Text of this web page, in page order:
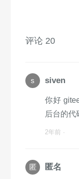
评论 20
s siven
你好
后台的代
2年前 ·
匿 匿名